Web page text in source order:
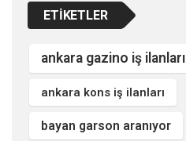
ETIKETLER
ankara gazino iş ilanları
ankara kons iş ilanları
bayan garson aranıyor